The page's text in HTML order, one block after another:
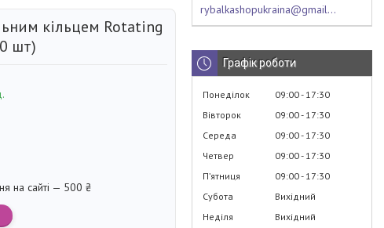
кільцем Rotating
шт)
на сайті — 500 ₴
rybalkashopukraina@gmail.com
Графік роботи
Понеділок 09:00 17:30
Вівторок
09:00 17:30
Середа
09:00 17:30
Четвер
09:00 17:30
Пʼятниця
09:00 17:30
Субота
Вихідний
Неділя
Вихідний